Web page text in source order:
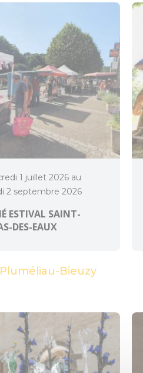
1 juillet 2026 au
2 septembre 2026
ESTIVAL SAINT-
DES-EAUX
Pluméliau-Bieuzy